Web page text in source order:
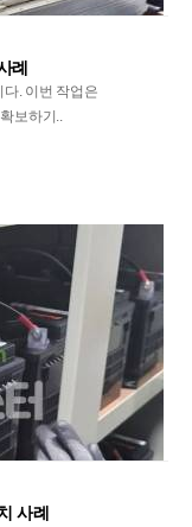
례
. 이번 작업은
보하기..
사례